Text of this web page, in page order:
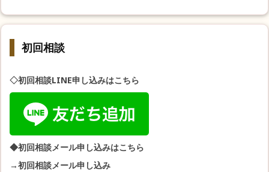
初回相談
◇初回相談LINE申し込みはこちら
◆初回相談メール申し込みはこちら
→初回相談メール申し込み